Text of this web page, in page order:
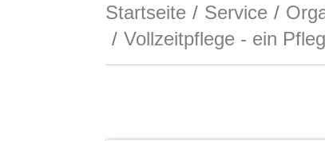
Startseite Service
Vollzeitpflege - ein